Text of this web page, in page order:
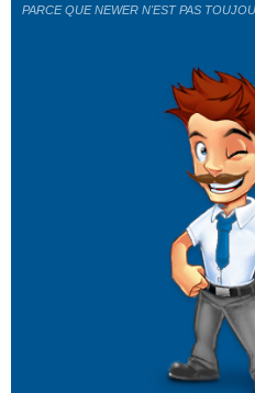
PARCE QUE NEWER N'EST PAS